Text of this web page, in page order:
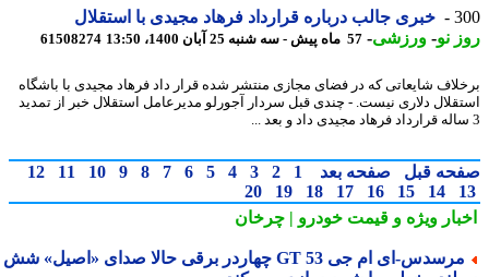
خبری جالب درباره قرارداد فرهاد مجیدی با استقلال
نو- ورزشی-57 ماه پیش - سه شنبه 25 آبان 1400، 13:50 61508274
شایعاتی که در فضای مجازی منتشر شده قرار داد فرهاد مجیدی با باشگاه
دلاری نیست. - چندی قبل سردار آجورلو مدیرعامل استقلال خبر از تمدید
قبل صفحه بعد 1
2
3
4
5
6
7
8
9
10
11
12
14
15
16
17
18
19
20
ویژهو قیمت خودرو | چرخان
مرسدس‑ای ام جی GT 53 چهاردر برقی حالا صدای «اصیل» شش